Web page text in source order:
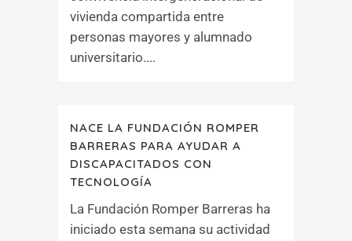
vivienda compartida entre
personas mayores y alumnado
universitario....
NACE LA FUNDACIÓN ROMPER
BARRERAS PARA AYUDAR A
DISCAPACITADOS CON
TECNOLOGÍA
La Fundación Romper Barreras ha
iniciado esta semana su actividad